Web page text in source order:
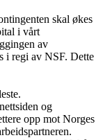
skal økes
i vårt
av
i regi av NSF. Dette
og
opp mot Norges